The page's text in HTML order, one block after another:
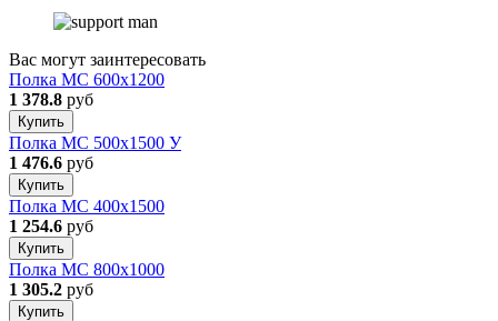
Вас могут заинтересовать
Полка МС 600х1200
1 378.8 руб
Купить
Полка МС 500х1500 У
1 476.6 руб
Купить
Полка МС 400х1500
1 254.6 руб
Купить
Полка МС 800x1000
1 305.2 руб
Купить